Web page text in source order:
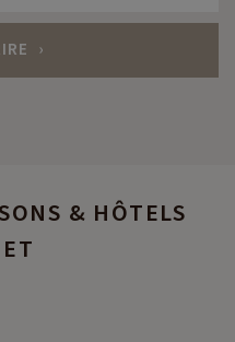
& HÔTELS